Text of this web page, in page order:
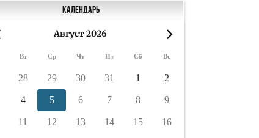
Календарь
Август 2026
Вт Ср Чт Пт Сб Вс
28 29 30 31 1 2
4 5 6 7 8 9
11 12 13 14 15 16